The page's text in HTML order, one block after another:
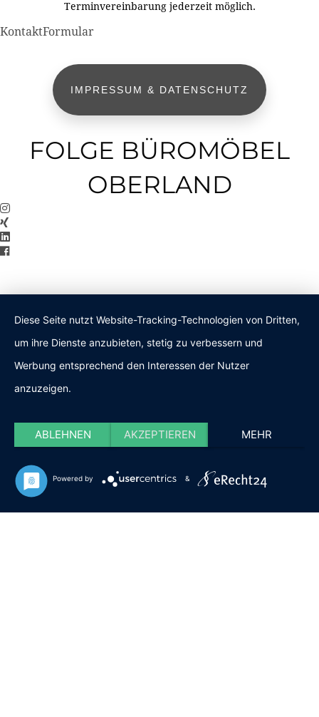
Terminvereinbarung jederzeit möglich.
KontaktFormular
IMPRESSUM & DATENSCHUTZ
FOLGE BÜROMÖBEL
OBERLAND
Diese Seite nutzt Website-Tracking-Technologien von Dritten,
um ihre Dienste anzubieten, stetig zu verbessern und
Werbung entsprechend den Interessen der Nutzer
anzuzeigen.
ABLEHNEN AKZEPTIEREN MEHR
Powered by &